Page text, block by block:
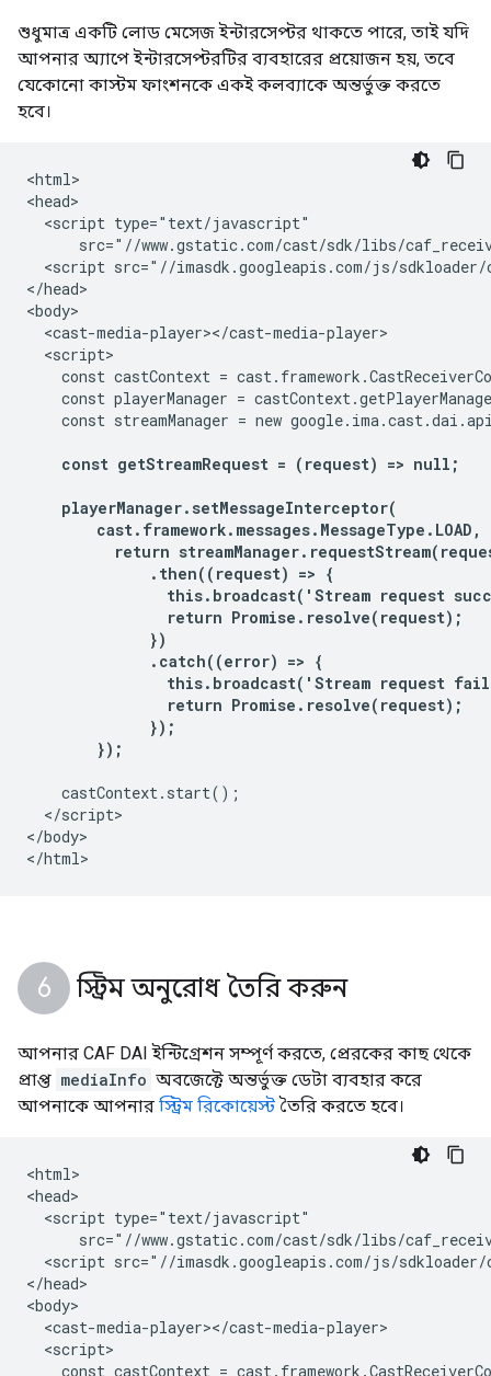
শুধুমাত্র একটি লোড মেসেজ ইন্টারসেপ্টর থাকতে পারে, তাই যদি
আপনার অ্যাপে ইন্টারসেপ্টরটির ব্যবহারের প্রয়োজন হয়, তবে
যেকোনো কাস্টম ফাংশনকে একই কলব্যাকে অন্তর্ভুক্ত করতে
হবে।
<html>
<head>
  <script type="text/javascript"
src="//www.gstatic.com/cast/sdk/libs/
<script src="//imasdk.googleapis.com/js/
</head>
<body>
  <cast-media-player></cast-media-player>
  <script>
const castContext =
const playerManager =
const streamManager = new
const getStreamRequest = (request) => null;
    playerManager.setMessageInterceptor(
cast.framework.messages.MessageType.LOAD,
return
              .then((request) => {
this.broadcast('Stream request
                return Promise.resolve(request);
              })
              .catch((error) => {
this.broadcast('Stream request
                return Promise.resolve(request);
              });
        });
    castContext.start();
  </script>
</body>
স্ট্রিম অনুরোধ তৈরি করুন
আপনার CAF DAI ইন্টিগ্রেশন সম্পূর্ণ করতে, প্রেরকের কাছ থেকে
প্রাপ্ত mediaInfo অবজেক্টে অন্তর্ভুক্ত ডেটা ব্যবহার করে
আপনাকে আপনার স্ট্রিম রিকোয়েস্ট তৈরি করতে হবে।
<html>
<head>
  <script type="text/javascript"
src="//www.gstatic.com/cast/sdk/libs/
<script src="//imasdk.googleapis.com/js/
</head>
<body>
  <cast-media-player></cast-media-player>
  <script>
const castContext =